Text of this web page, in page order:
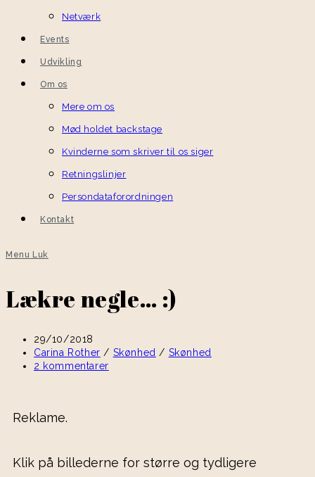
Netværk
Events
Udvikling
Om os
Mere om os
Mød holdet backstage
Kvinderne som skriver til os siger
Retningslinjer
Persondataforordningen
Kontakt
Menu Luk
Lækre negle… :)
29/10/2018
Carina Rother / Skønhed / Skønhed
2 kommentarer
Reklame.
Klik på billederne for større og tydligere